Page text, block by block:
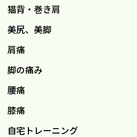
猫背・巻き肩
美尻、美脚
肩痛
脚の痛み
腰痛
膝痛
自宅トレーニング